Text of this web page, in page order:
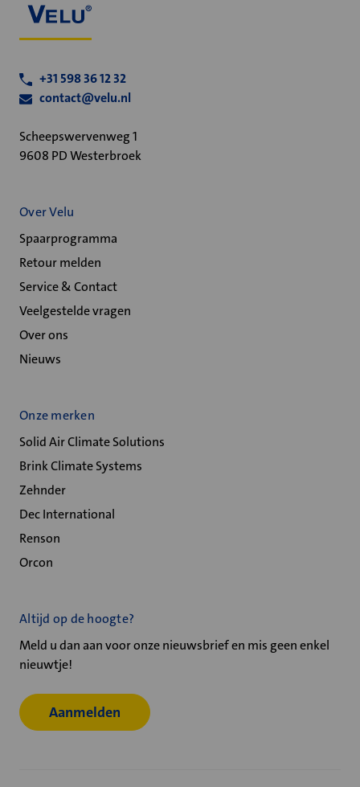
+31 598 36 12 32
contact@velu.nl
Scheepswervenweg 1
9608 PD Westerbroek
Over Velu
Spaarprogramma
Retour melden
Service & Contact
Veelgestelde vragen
Over ons
Nieuws
Onze merken
Solid Air Climate Solutions
Brink Climate Systems
Zehnder
Dec International
Renson
Orcon
Altijd op de hoogte?
Meld u dan aan voor onze nieuwsbrief en mis geen enkel
nieuwtje!
Aanmelden